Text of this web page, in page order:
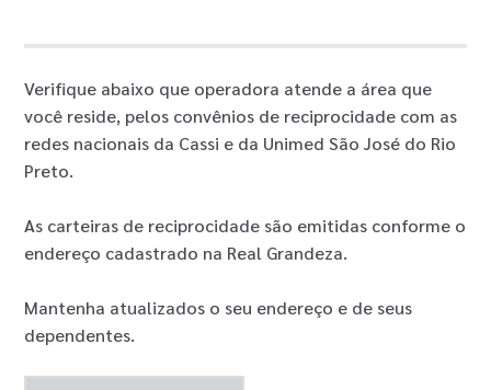
Verifique abaixo que operadora atende a área que
você reside, pelos convênios de reciprocidade com as
redes nacionais da Cassi e da Unimed São José do Rio
Preto.
As carteiras de reciprocidade são emitidas conforme o
endereço cadastrado na Real Grandeza.
Mantenha atualizados o seu endereço e de seus
dependentes.